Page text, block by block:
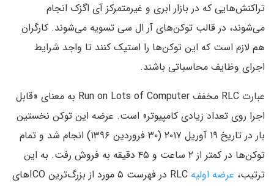
تراکنش‌هایی که در بازار ابری و غیرمتمرکز آی اگزک انجام
می‌شوند، در قالب توکن‌های آر ال سی تسویه می‌شوند. کارگران
هم لازم است که این توکن‌ها را استیک کنند تا واجد شرایط
اجرای وظایف محاسباتی باشند.
عبارت RLC مخفف Run on Lots of Computer به معنای «قابل
اجرا روی تعداد زیادی کامپیوتر» است. عرضه این توکن نخستین
بار در تاریخ ۱۹ آوریل ۲۰۱۷ (۳۰ فروردین ۱۳۹۶) انجام شد و تمام
توکن‌ها در کمتر از ۲ ساعت و ۴۵ دقیقه به فروش رفت. به این
ترتیب، عرضه اولیه
RLC در فهرست ۵ مورد از بزرگ‌ترین ICOهای